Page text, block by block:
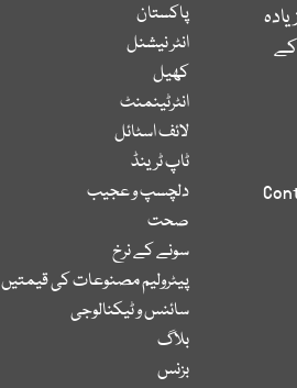
کے
پاکستان
انٹر نیشنل
کھیل
انٹرٹینمنٹ
لائف اسٹائل
ٹاپ ٹرینڈ
دلچسپ و عجیب
صحت
سونے کے نرخ
پیٹرولیم مصنوعات کی قیمتیں
سائنس و ٹیکنالوجی
بلاگ
بزنس